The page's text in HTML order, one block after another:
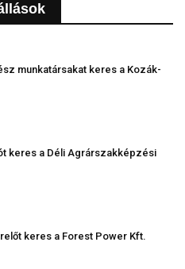
munkatársakat keres a Kozák-
keres a Déli Agrárszakképzési
keres a Forest Power Kft.